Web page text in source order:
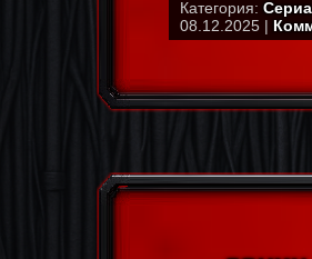
Категория:
08.12.2025 |